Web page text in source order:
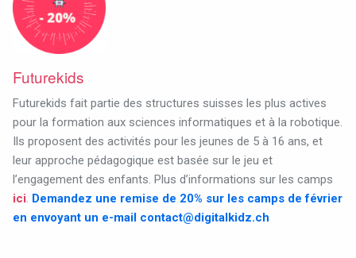
Futurekids
Futurekids fait partie des structures suisses les plus actives
pour la formation aux sciences informatiques et à la robotique.
Ils proposent des activités pour les jeunes de 5 à 16 ans, et
leur approche pédagogique est basée sur le jeu et
l’engagement des enfants. Plus d’informations sur les camps
ici. Demandez une remise de 20% sur les camps de février
en envoyant un e-mail contact@digitalkidz.ch